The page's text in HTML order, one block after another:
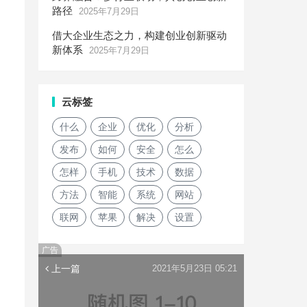
路径
2025年7月29日
借大企业生态之力，构建创业创新驱动
新体系
2025年7月29日
云标签
什么 企业 优化 分析
发布 如何 安全 怎么
怎样 手机 技术 数据
方法 智能 系统 网站
联网 苹果 解决 设置
广告
上一篇 2021年5月23日 05:21